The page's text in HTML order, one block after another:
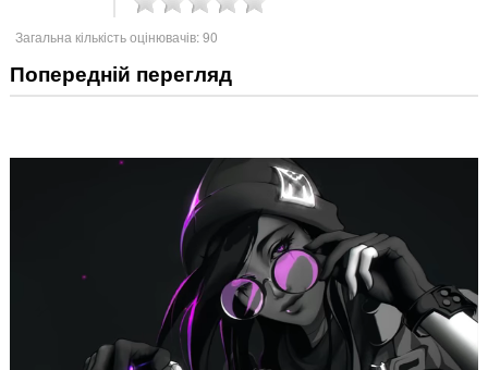
Загальна кількість оцінювачів:90
Попередній перегляд